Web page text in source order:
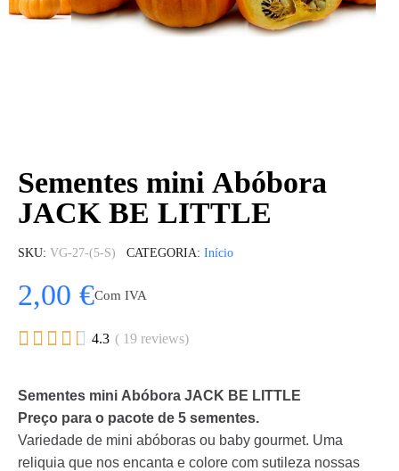
Sementes mini Abóbora
JACK BE LITTLE
SKU VG-27-(5-S) CATEGORIA Início
2,00 €Com IVA
     4.3 ( 19 reviews)
Sementes mini Abóbora JACK BE LITTLE
Preço para o pacote de 5 sementes.
Variedade de mini abóboras ou baby gourmet. Uma
reliquia que nos encanta e colore com sutileza nossas